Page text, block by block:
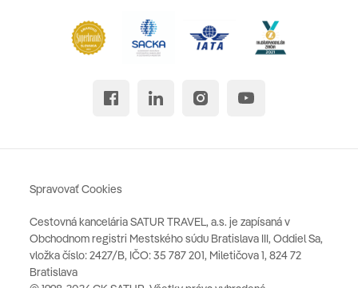
Cestovná kancelária SATUR TRAVEL, a.s. je zapísaná v
Obchodnom registri Mestského súdu Bratislava III, Oddiel Sa,
vložka číslo: 2427/B, IČO: 35 787 201, Miletičova 1, 824 72
Bratislava
Spravovať Cookies